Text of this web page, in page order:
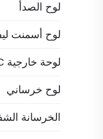
لوح الصدأ
لوح أسمنت
لوحة خارجية KTC
لوح خرساني
الخرسانة